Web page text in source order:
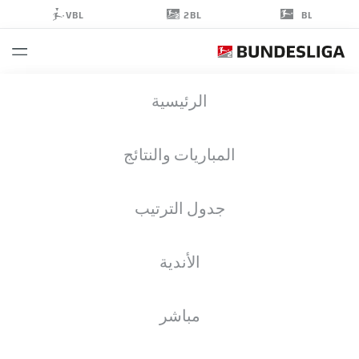
BL
2BL
VBL
الرئيسية
المباريات والنتائج
جدول الترتيب
الأندية
مباشر
EINTRACHT BRAUNSCHWEIG